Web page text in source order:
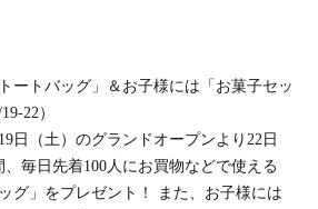
ートバッグ」＆お子様には「お菓子セッ
22）
日（土）のグランドオープンより22日
、毎日先着100人にお買物などで使える
グ」をプレゼント！ また、お子様には